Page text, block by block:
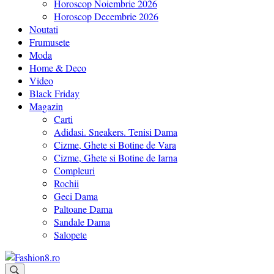
Horoscop Noiembrie 2026
Horoscop Decembrie 2026
Noutati
Frumusete
Moda
Home & Deco
Video
Black Friday
Magazin
Carti
Adidasi. Sneakers. Tenisi Dama
Cizme, Ghete si Botine de Vara
Cizme, Ghete si Botine de Iarna
Compleuri
Rochii
Geci Dama
Paltoane Dama
Sandale Dama
Salopete